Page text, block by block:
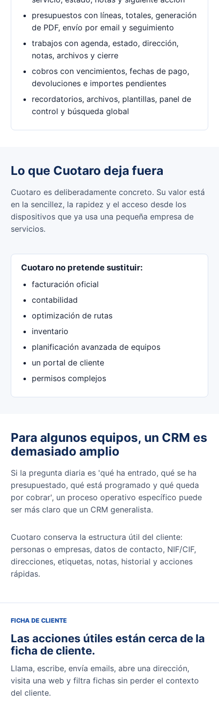
presupuestos con líneas, totales, generación
de PDF, envío por email y seguimiento
trabajos con agenda, estado, dirección,
notas, archivos y cierre
cobros con vencimientos, fechas de pago,
devoluciones e importes pendientes
recordatorios, archivos, plantillas, panel de
control y búsqueda global
Lo que Cuotaro deja fuera
Cuotaro es deliberadamente concreto. Su valor está
en la sencillez, la rapidez y el acceso desde los
dispositivos que ya usa una pequeña empresa de
servicios.
Cuotaro no pretende sustituir:
facturación oficial
contabilidad
optimización de rutas
inventario
planificación avanzada de equipos
un portal de cliente
permisos complejos
Para algunos equipos, un CRM es
demasiado amplio
Si la pregunta diaria es 'qué ha entrado, qué se ha
presupuestado, qué está programado y qué queda
por cobrar', un proceso operativo específico puede
ser más claro que un CRM generalista.
Cuotaro conserva la estructura útil del cliente:
personas o empresas, datos de contacto, NIF/CIF,
direcciones, etiquetas, notas, historial y acciones
rápidas.
FICHA DE CLIENTE
Las acciones útiles están cerca de la
ficha de cliente.
Llama, escribe, envía emails, abre una dirección,
visita una web y filtra fichas sin perder el contexto
del cliente.